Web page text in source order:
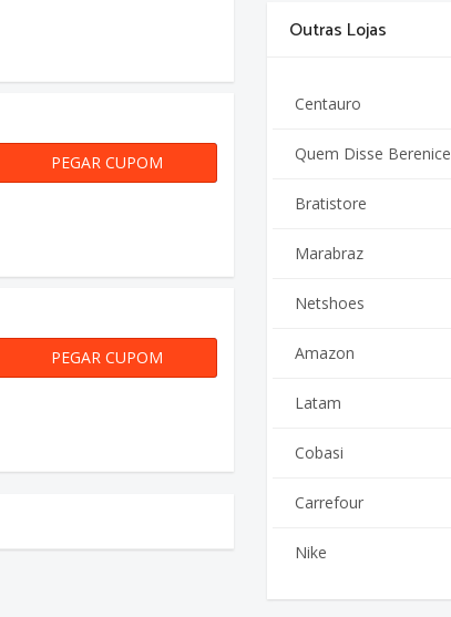
SEJABEMVINDO
PEGAR CUPOM
PRIMEIRA200
PEGAR CUPOM
Outras Lojas
Centauro
Quem Disse Berenice
Bratistore
Marabraz
Netshoes
Amazon
Latam
Cobasi
Carrefour
Nike